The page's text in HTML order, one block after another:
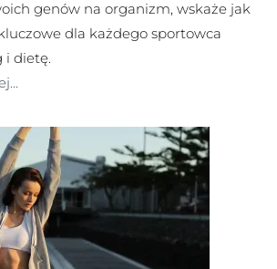
genów na organizm, wskaże jak
dla każdego sportowca
i dietę.